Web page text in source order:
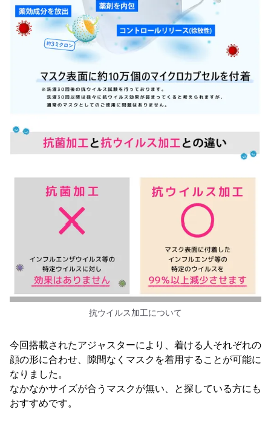
抗ウイルス加工について
今回搭載されたアジャスターにより、着ける人それぞれの
顔の形に合わせ、隙間なくマスクを着用することが可能に
なりました。
なかなかサイズが合うマスクが無い、と探している方にも
おすすめです。